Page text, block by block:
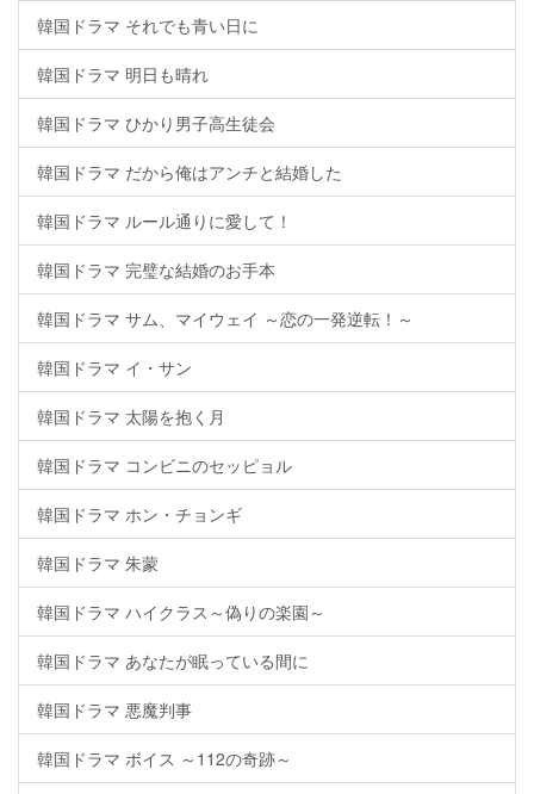
韓国ドラマ それでも青い日に
韓国ドラマ 明日も晴れ
韓国ドラマ ひかり男子高生徒会
韓国ドラマ だから俺はアンチと結婚した
韓国ドラマ ルール通りに愛して！
韓国ドラマ 完璧な結婚のお手本
韓国ドラマ サム、マイウェイ ～恋の一発逆転！～
韓国ドラマ イ・サン
韓国ドラマ 太陽を抱く月
韓国ドラマ コンビニのセッピョル
韓国ドラマ ホン・チョンギ
韓国ドラマ 朱蒙
韓国ドラマ ハイクラス～偽りの楽園～
韓国ドラマ あなたが眠っている間に
韓国ドラマ 悪魔判事
韓国ドラマ ボイス ～112の奇跡～